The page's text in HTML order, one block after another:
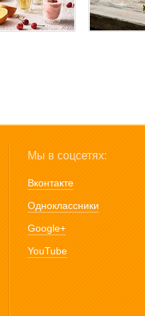
Мы в соцсетях:
Вконтакте
Одноклассники
Google+
YouTube